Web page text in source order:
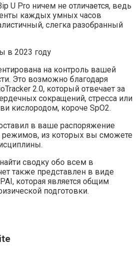
U Pro ничем не отличается, ведь
каждых умных часов
слегка разобранный
на контроль вашей
Это возможно благодаря
2.0, который отвечает за
сокращений, стресса или
кислородом, короче SpO2.
в ваше распоряжение
режимов, из которых вы сможете
сводку обо всем в
также представлен в виде
которая является общим
подготовки.